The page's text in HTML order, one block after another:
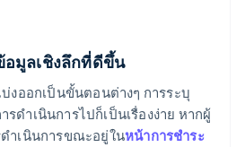
อมูลเชิงลึกที่ดีขึ้น
งออกเป็นขั้นตอนต่างๆ การระบุ
ดำเนินการไปก็เป็นเรื่องง่าย หากผู้
ำเนินการขณะอยู่ในหน้าการชำระ